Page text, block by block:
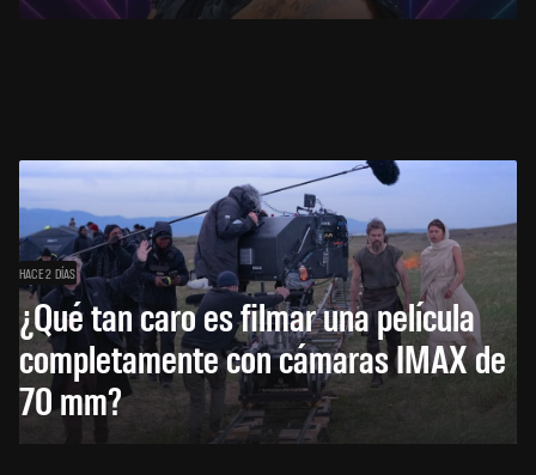
HACE 2 DÍAS
¿Qué tan caro es filmar una película
completamente con cámaras IMAX de
70 mm?